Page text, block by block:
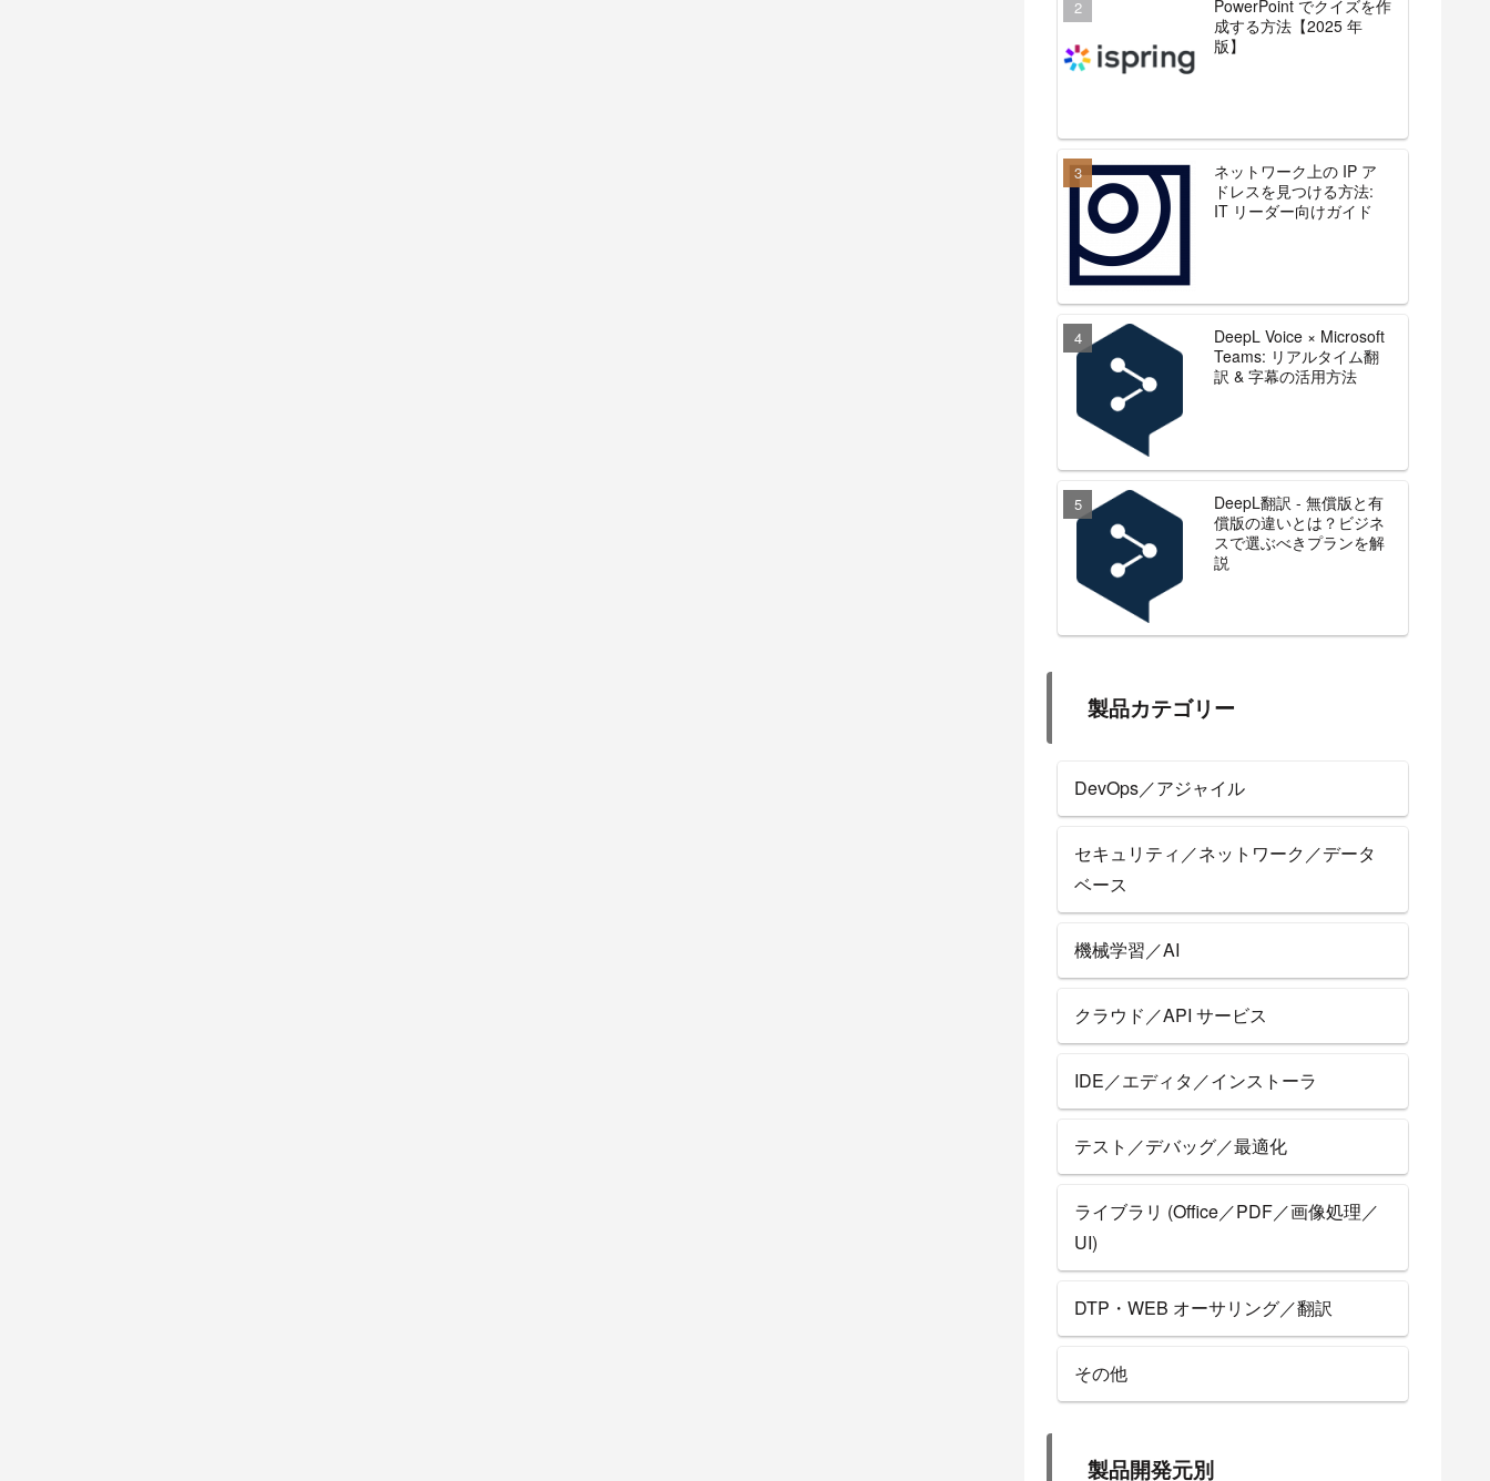
PowerPoint でクイズを作
成する方法【2025 年
版】
ネットワーク上の IP ア
ドレスを見つける方法:
IT リーダー向けガイド
DeepL Voice × Microsoft
Teams: リアルタイム翻
訳 & 字幕の活用方法
DeepL翻訳 - 無償版と有
償版の違いとは？ビジネ
スで選ぶべきプランを解
説
製品カテゴリー
DevOps／アジャイル
セキュリティ／ネットワーク／データ
ベース
機械学習／AI
クラウド／API サービス
IDE／エディタ／インストーラ
テスト／デバッグ／最適化
ライブラリ (Office／PDF／画像処理／
UI)
DTP・WEB オーサリング／翻訳
その他
製品開発元別